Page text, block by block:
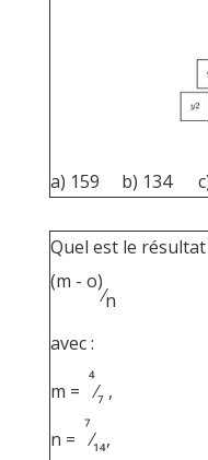
a) 159 b) 134
Quel est le
(m - o)
⁄n
avec :
m =
4
⁄7,
n =
7
⁄14,